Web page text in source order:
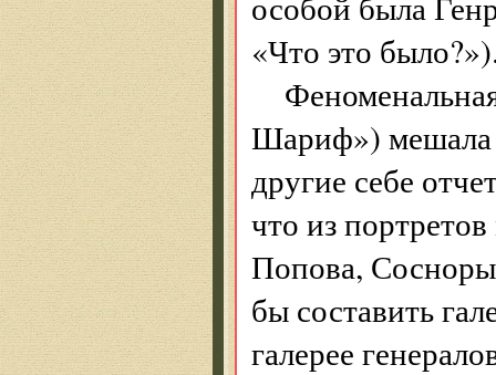
«Что это
Шариф») мешала
другие себе
что из
Попова,
бы составить
галерее